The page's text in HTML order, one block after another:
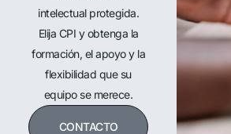
intelectual protegida.
Elija CPI y obtenga la
formación, el apoyo y la
flexibilidad que su
equipo se merece.
CONTACTO